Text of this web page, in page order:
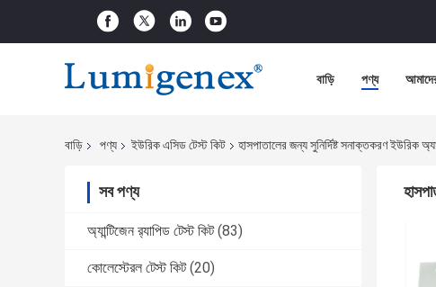
বাড়ি পণ্য
বাড়ি পণ্য ইউরিক এসিড টেস্ট কিট হাসপাতালের জন্য সুনির্দিষ্ট সনাক্তকরণ ইউরিক
সব পণ্য
অ্যান্টিজেন র‌্যাপিড টেস্ট কিট (83)
কোলেস্টেরল টেস্ট কিট (20)